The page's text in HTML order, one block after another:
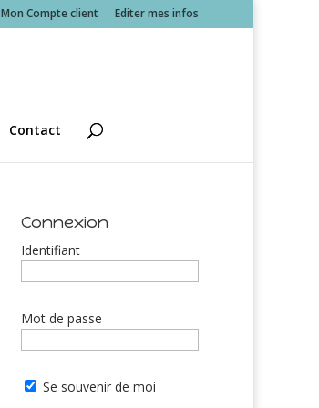
Mon Compte client Editer mes infos
Contact
Connexion
Identifiant
Mot de passe
Se souvenir de moi